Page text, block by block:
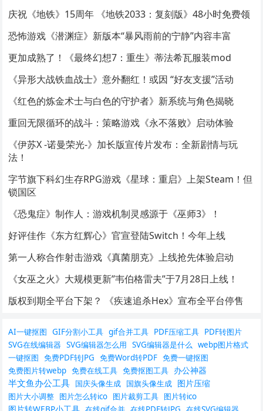
庆祝《地铁》15周年 《地铁2033：复刻版》48小时免费领
恐怖游戏《潜渊症》新版本“暴风雨前的宁静”内容丰富
更加成熟了！《最终幻想7：重生》蒂法希瓦服装mod
《异形大战铁血战士》意外翻红！或因 “好友支援”活动
《红色的炼金术士与白色的守护者》新系统与角色揭晓
重回无限循环的战斗：策略游戏《永不落败》启动体验
《伊苏X -诺曼荣光-》加长版宣传片发布：全新剧情与玩
法！
字节旗下科幻生存RPG游戏《星球：重启》上架Steam！但
锁国区
《恐鬼症》制作人：游戏机制灵感源于《巫师3》！
好评佳作《东方红辉心》官宣登陆Switch！今年上线
第一人称合作射击游戏《真菌朋克》上线抢先体验启动
《女巫之火》大规模更新”韦伯格雷夫”于7月28日上线！
版权到期全平台下架？ 《疾速追杀Hex》宣布全平台停售
AI一键抠图 GIF分割小工具 gif合并工具 PDF压缩工具 PDF转图片
SVG在线编辑器 SVG编辑器怎么用 SVG编辑器是什么 webp图片格式
一键抠图 免费PDF转JPG 免费Word转PDF 免费一键抠图
免费图片转webp 免费在线工具 免费抠图工具 办公神器
半文鱼办公工具 国庆头像生成 国旗头像生成 图片压缩
图片大小调整 图片怎么转ico 图片裁剪工具 图片转ico